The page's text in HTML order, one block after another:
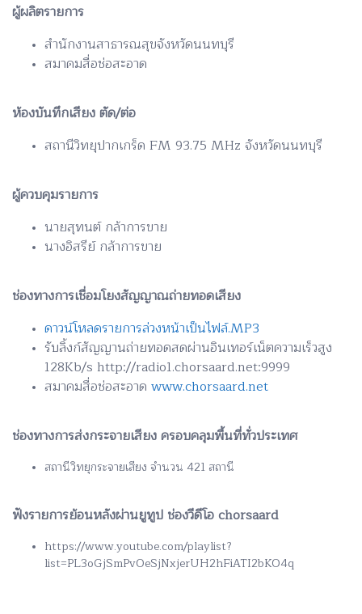
ผู้ผลิตรายการ
สำนักงานสาธารณสุขจังหวัดนนทบุรี
สมาคมสื่อช่อสะอาด
ห้องบันทึกเสียง ตัด/ต่อ
สถานีวิทยุปากเกร็ด FM 93.75 MHz จังหวัดนนทบุรี
ผู้ควบคุมรายการ
นายสุทนต์ กล้าการขาย
นางอิสรีย์ กล้าการขาย
ช่องทางการเชื่อมโยงสัญญาณถ่ายทอดเสียง
ดาวน์โหลดรายการล่วงหน้าเป็นไฟล์.MP3
รับลิ้งก์สัญญานถ่ายทอดสดผ่านอินเทอร์เน็ตความเร็วสูง
128Kb/s http://radio1.chorsaard.net:9999
สมาคมสื่อช่อสะอาด www.chorsaard.net
ช่องทางการส่งกระจายเสียง ครอบคลุมพื้นที่ทั่วประเทศ
สถานีวิทยุกระจายเสียง จำนวน 421 สถานี
ฟังรายการย้อนหลังผ่านยูทูป ช่องวีดีโอ chorsaard
https://www.youtube.com/playlist?
list=PL3oGjSmPvOeSjNxjerUH2hFiATI2bKO4q